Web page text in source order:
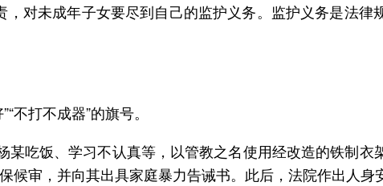
对未成年子女要尽到自己的监护义务。监护义务是法律
打不成器”的旗号。
吃饭、学习不认真等，以管教之名使用经改造的铁制衣
审，并向其出具家庭暴力告诫书。此后，法院作出人